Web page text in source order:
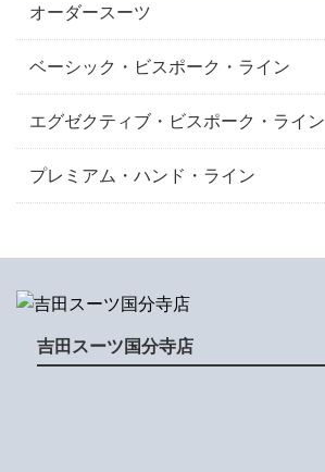
オーダースーツ
ベーシック・ビスポーク・ライン
エグゼクティブ・ビスポーク・ライン
プレミアム・ハンド・ライン
吉田スーツ国分寺店